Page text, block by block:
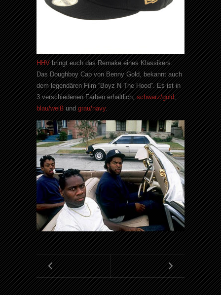
HHVbringt euch das Remake eines Klassikers.
Das Doughboy Cap von Benny Gold, bekannt auch
dem legendären Film “Boyz N The Hood”. Es ist in
3 verschiedenen Farben erhältlich,schwarz/gold,
blau/weißundgrau/navy.